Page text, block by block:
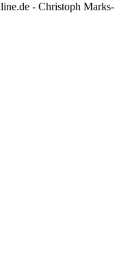
- Christoph Marks-